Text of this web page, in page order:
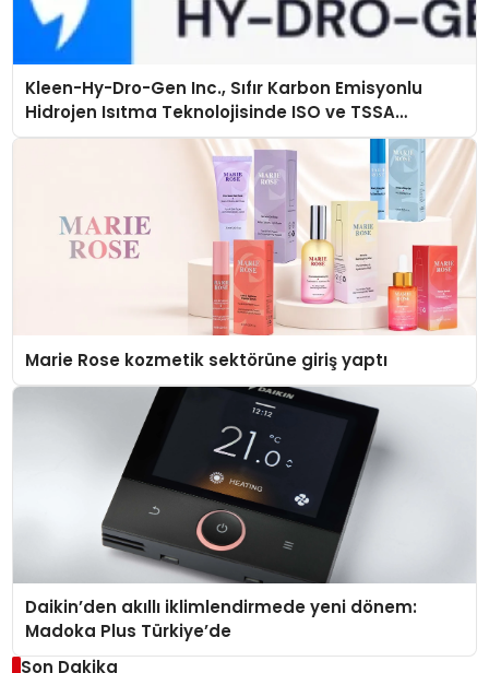
Kleen-Hy-Dro-Gen Inc., Sıfır Karbon Emisyonlu
Hidrojen Isıtma Teknolojisinde ISO ve TSSA
Düzenleyici Onaylarını Aldı
Marie Rose kozmetik sektörüne giriş yaptı
Daikin’den akıllı iklimlendirmede yeni dönem:
Madoka Plus Türkiye’de
Son Dakika